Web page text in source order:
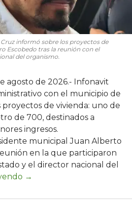
informó sobre los proyectos de
Escobedo tras la reunión con el
del organismo.
agosto de 2026.- Infonavit
con el municipio de
proyectos de vivienda: uno de
de 700, destinados a
ingresos.
municipal Juan Alberto
en la que participaron
y el director nacional del